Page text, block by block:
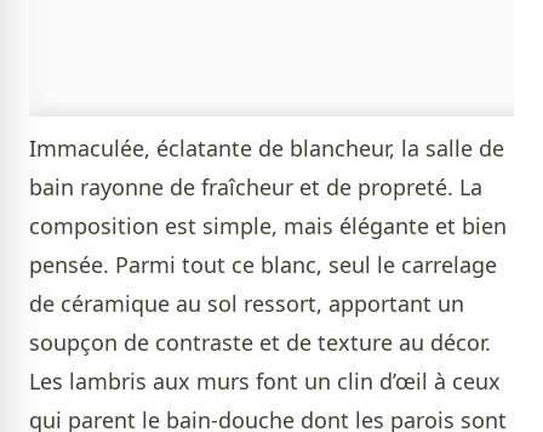
Immaculée, éclatante de blancheur, la salle de
bain rayonne de fraîcheur et de propreté. La
composition est simple, mais élégante et bien
pensée. Parmi tout ce blanc, seul le carrelage
de céramique au sol ressort, apportant un
soupçon de contraste et de texture au décor.
Les lambris aux murs font un clin d’œil à ceux
qui parent le bain-douche dont les parois sont